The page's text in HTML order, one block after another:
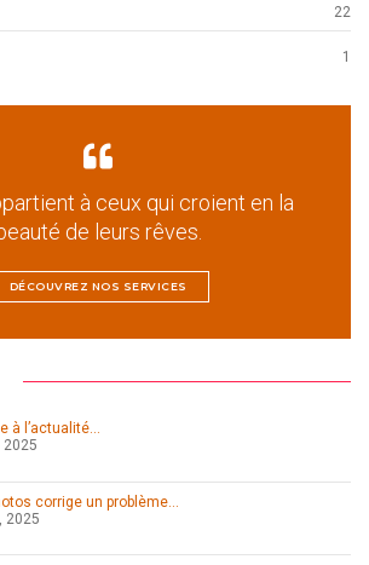
22
1
à ceux qui croient en la
de leurs rêves.
DÉCOUVREZ NOS SERVICES
à l’actualité…
2025
corrige un problème…
2025